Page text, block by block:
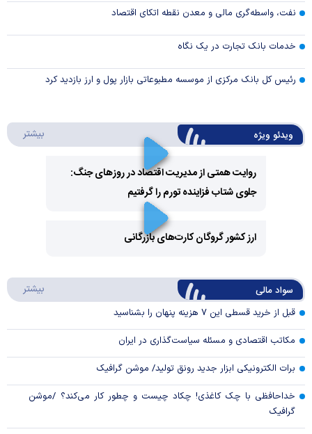
نفت، واسطه‌گری مالی و معدن نقطه اتکای اقتصاد
خدمات بانک تجارت در یک نگاه
رئیس کل بانک مرکزی از موسسه مطبوعاتی بازار پول و ارز بازدید کرد
ویدئو ویژه بیشتر
Play
Video
روایت همتی از مدیریت اقتصاد در روزهای جنگ:
جلوی شتاب فزاینده تورم را گرفتیم
Video
ارز کشور گروگان کارت‌های بازرگانی
سواد مالی بیشتر
قبل از خرید قسطی این ۷ هزینه پنهان را بشناسید
مکاتب اقتصادی و مسئله سیاست‌گذاری در ایران
برات الکترونیکی ابزار جدید رونق تولید/ موشن گرافیک
خداحافظی با چک کاغذی! چکاد چیست و چطور کار می‌کند؟ /موشن
گرافیک